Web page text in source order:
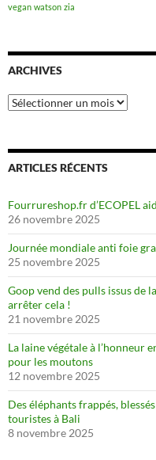
vegan watson zia
ARCHIVES
Archives
ARTICLES RÉCENTS
Fourrureshop.fr d’ECOPEL
26 novembre 2025
Journée mondiale anti foie
25 novembre 2025
Goop vend des pulls issus de
arrêter cela !
21 novembre 2025
La laine végétale à l’honneur
pour les moutons
12 novembre 2025
Des éléphants frappés,
touristes à Bali
8 novembre 2025